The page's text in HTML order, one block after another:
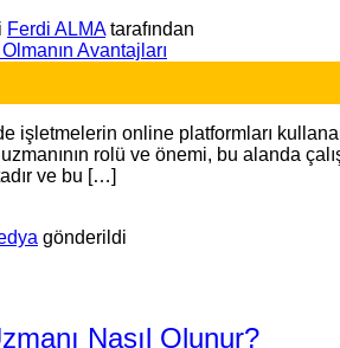
Ferdi ALMAtarafından
işletmelerin online platformları
rolü ve önemi, bu alanda
ve bu […]
gönderildi
Nasıl Olunur?